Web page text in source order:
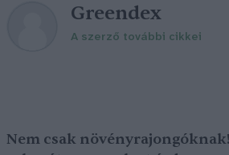
Greendex
A szerző további cikkei
Nem csak